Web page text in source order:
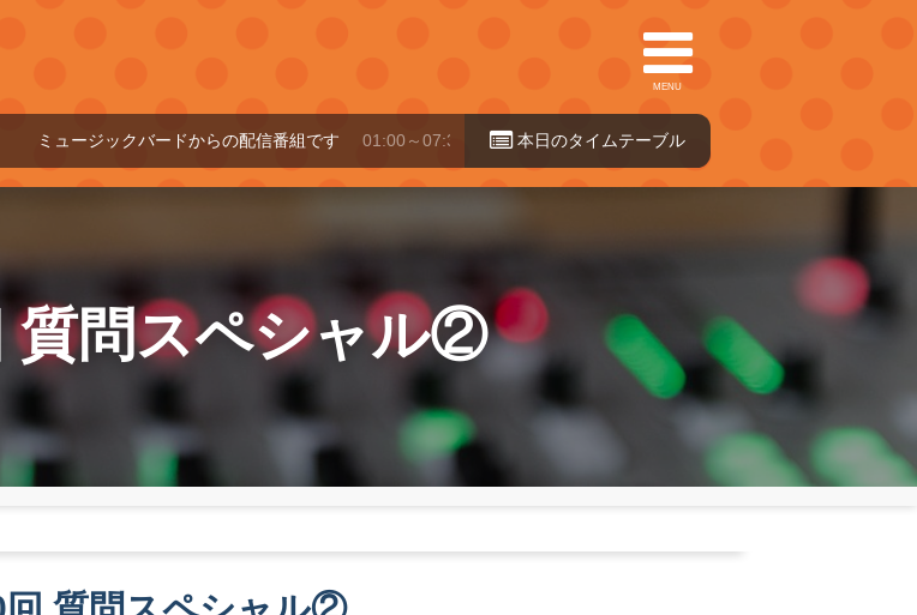
MENU
ジックバードからの配信番組です 01:00～07:30 本日のタイ ムテーブル
質問スペシャル②